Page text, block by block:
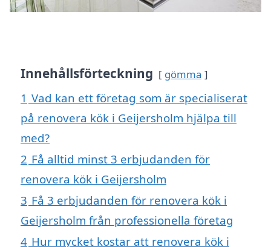
Innehållsförteckning gömma
1 Vad kan ett företag som är specialiserat
på renovera kök i Geijersholm hjälpa till
med?
2 Få alltid minst 3 erbjudanden för
renovera kök i Geijersholm
3 Få 3 erbjudanden för renovera kök i
Geijersholm från professionella företag
4 Hur mycket kostar att renovera kök i